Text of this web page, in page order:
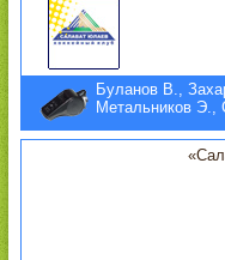
Буланов В.,
Метальников Э.,